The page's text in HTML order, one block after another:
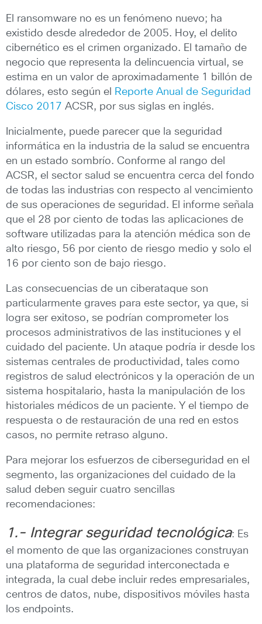
El ransomware no es un fenómeno nuevo; ha
existido desde alrededor de 2005. Hoy, el delito
cibernético es el crimen organizado. El tamaño de
negocio que representa la delincuencia virtual, se
estima en un valor de aproximadamente 1 billón de
dólares, esto según el
Reporte Anual de Seguridad
Cisco 2017 ACSR, por sus siglas en inglés.
Inicialmente, puede parecer que la seguridad
informática en la industria de la salud se encuentra
en un estado sombrío. Conforme al rango del
ACSR, el sector salud se encuentra cerca del fondo
de todas las industrias con respecto al vencimiento
de sus operaciones de seguridad. El informe señala
que el 28 por ciento de todas las aplicaciones de
software utilizadas para la atención médica son de
alto riesgo, 56 por ciento de riesgo medio y solo el
16 por ciento son de bajo riesgo.
Las consecuencias de un ciberataque son
particularmente graves para este sector, ya que, si
logra ser exitoso, se podrían comprometer los
procesos administrativos de las instituciones y el
cuidado del paciente. Un ataque podría ir desde los
sistemas centrales de productividad, tales como
registros de salud electrónicos y la operación de un
sistema hospitalario, hasta la manipulación de los
historiales médicos de un paciente. Y el tiempo de
respuesta o de restauración de una red en estos
casos, no permite retraso alguno.
Para mejorar los esfuerzos de ciberseguridad en el
segmento, las organizaciones del cuidado de la
salud deben seguir cuatro sencillas
recomendaciones:
1.- Integrar seguridad tecnológica: Es
el momento de que las organizaciones construyan
una plataforma de seguridad interconectada e
integrada, la cual debe incluir redes empresariales,
centros de datos, nube, dispositivos móviles hasta
los endpoints.